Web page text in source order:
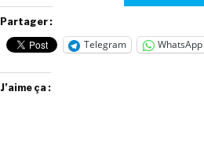
Partager :
Telegram WhatsApp
J’aime ça :